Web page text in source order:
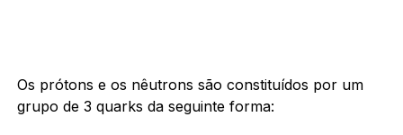
Os prótons e os nêutrons são constituídos por um
grupo de 3 quarks da seguinte forma: